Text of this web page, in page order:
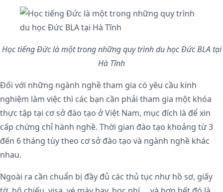
Học tiếng Đức là một trong những quy trình du học Đức BLA tại
Hà Tĩnh
Đối với những ngành nghề tham gia có yêu cầu kinh
nghiệm làm việc thì các bạn cần phải tham gia một khóa
thực tập tại cơ sở đào tạo ở Việt Nam, mục đích là để xin
cấp chứng chỉ hành nghề. Thời gian đào tạo khoảng từ 3
đến 6 tháng tùy theo cơ sở đào tạo và ngành nghề khác
nhau.
Ngoài ra cần chuẩn bị đầy đủ các thủ tục như hồ sơ, giấy